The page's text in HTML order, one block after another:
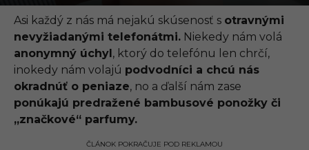
.
0
.
2
2
1
1
1
Asi každý z nás má nejakú skúsenosť s otravnými
nevyžiadanými telefonátmi. Niekedy nám volá
anonymný úchyl, ktorý do telefónu len chrčí,
inokedy nám volajú podvodníci a chcú nás
okradnúť o peniaze, no a ďalší nám zase
ponúkajú predražené bambusové ponožky či
„značkové“ parfumy.
ČLÁNOK POKRAČUJE POD REKLAMOU